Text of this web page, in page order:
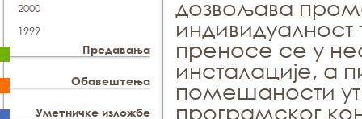
2000
1999
Предавања
Обавештења
Уметничке изложбе
дозвољава
преносе се у
инсталације, а
помешаности
програмског